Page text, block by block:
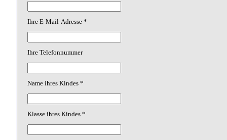
Ihre E-Mail-Adresse *
Ihre Telefonnummer
Name ihres Kindes *
Klasse ihres Kindes *